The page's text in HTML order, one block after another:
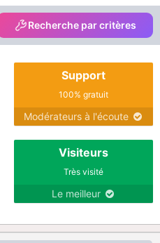
Recherche par critères
Support
100% gratuit
Modérateurs à l'écoute
Visiteurs
Très visité
Le meilleur